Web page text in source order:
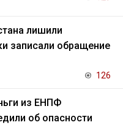
лишили
записали обращение
126
из ЕНПФ
об опасности